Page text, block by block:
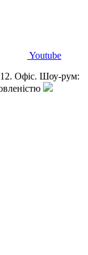
Youtube
12. Офіс. Шоу-рум: